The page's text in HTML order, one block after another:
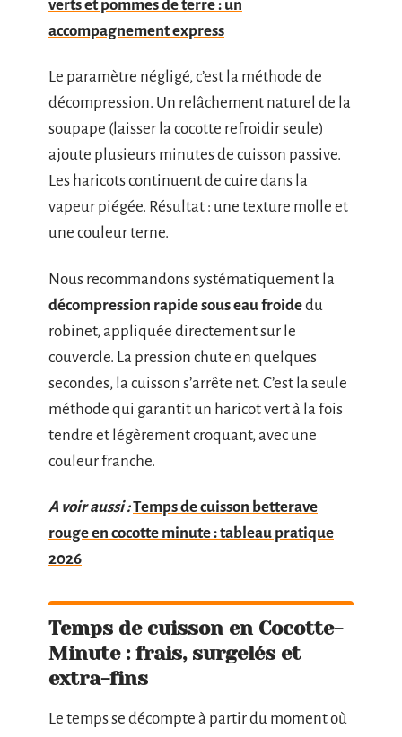
verts et pommes de terre : un
accompagnement express
Le paramètre négligé, c’est la méthode de
décompression. Un relâchement naturel de la
soupape (laisser la cocotte refroidir seule)
ajoute plusieurs minutes de cuisson passive.
Les haricots continuent de cuire dans la
vapeur piégée. Résultat : une texture molle et
une couleur terne.
Nous recommandons systématiquement la
décompression rapide sous eau froidedu
robinet, appliquée directement sur le
couvercle. La pression chute en quelques
secondes, la cuisson s’arrête net. C’est la seule
méthode qui garantit un haricot vert à la fois
tendre et légèrement croquant, avec une
couleur franche.
A voir aussi :Temps de cuisson betterave
rouge en cocotte minute : tableau pratique
2026
Temps de cuisson en Cocotte-
Minute : frais, surgelés et
extra-fins
Le temps se décompte à partir du moment où